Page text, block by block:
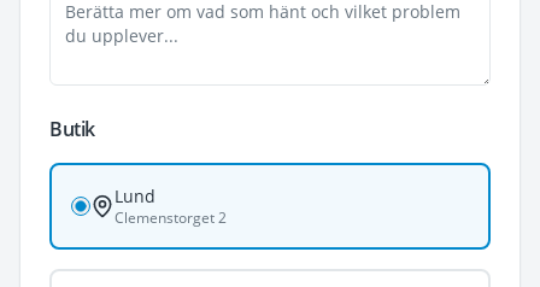
Butik
Lund
Clemenstorget 2